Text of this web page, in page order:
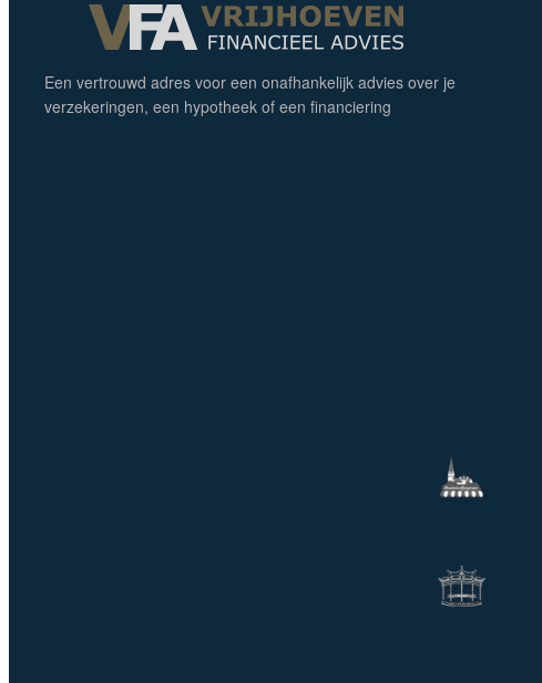
Een vertrouwd adres voor een onafhankelijk advies over je
verzekeringen, een hypotheek of een financiering